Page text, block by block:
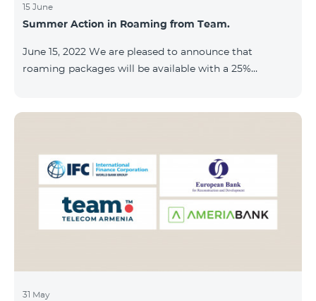
15 June
Summer Action in Roaming from Team.
June 15, 2022 We are pleased to announce that
roaming packages will be available with a 25%
AMD instead of 6000 AMD, and “Roaming package
500 MB” service for 2625 AMD instead of 3500 AMD.
Our internet packages can be used by our customers
in more than 65 countries - in Europe, the United Arab
Emirates, Egypt
31 May